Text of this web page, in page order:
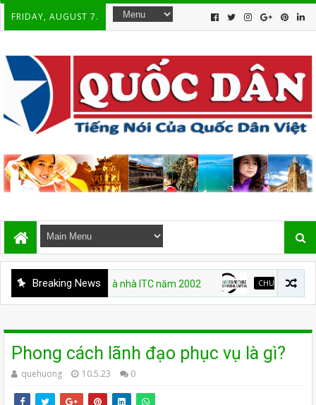
FRIDAY, AUGUST 7.
Breaking News
hoả hoạn toà nhà ITC năm 2002 CHUYỆN VIỆT NAM Who
Phong cách lãnh đạo phục vụ là gì?
quehuong 10.5.23 0